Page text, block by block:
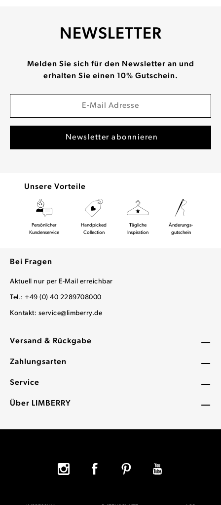
Versand & Rückgabe
Zahlungsarten
Service
Über LIMBERRY
NEWSLETTER
Melden Sie sich für den Newsletter an und
erhalten Sie einen 10% Gutschein.
Unsere Vorteile
Persönlicher
Kundenservice
Handpicked
Collection
Tägliche
Inspiration
Änderungs-
gutschein
Bei Fragen
Aktuell nur per E-Mail erreichbar
Tel.: +49 (0) 40 2289708000
Kontakt: service@limberry.de